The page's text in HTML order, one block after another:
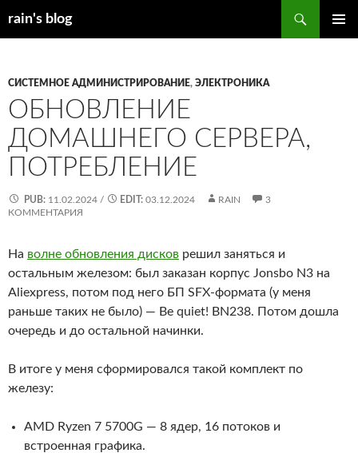
rain's blog
СИСТЕМНОЕ АДМИНИСТРИРОВАНИЕ, ЭЛЕКТРОНИКА
ОБНОВЛЕНИЕ
ДОМАШНЕГО СЕРВЕРА,
ПОТРЕБЛЕНИЕ
PUB: 11.02.2024 / EDIT: 03.12.2024 RAIN
3
КОММЕНТАРИЯ
На волне обновления дисков решил заняться и
остальным железом: был заказан корпус Jonsbo N3 на
Aliexpress, потом под него БП SFX-формата (у меня
раньше таких не было) — Be quiet! BN238. Потом дошла
очередь и до остальной начинки.
В итоге у меня сформировался такой комплект по
железу:
AMD Ryzen 7 5700G — 8 ядер, 16 потоков и
встроенная графика.